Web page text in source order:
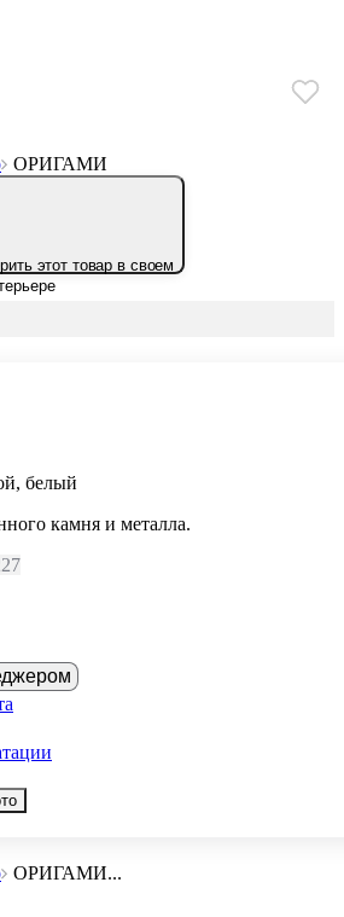
ОРИГАМИ
этот товар в своем
белый
камня и металла.
ОРИГАМИ...